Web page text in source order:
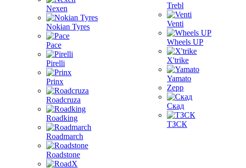
Nexen
Nokian Tyres
Pace
Pirelli
Prinx
Roadcruza
Roadking
Roadmarch
Roadstone
Trebl
Venti
Wheels UP
X'trike
Yamato
Zepp
Скад
ТЗСК